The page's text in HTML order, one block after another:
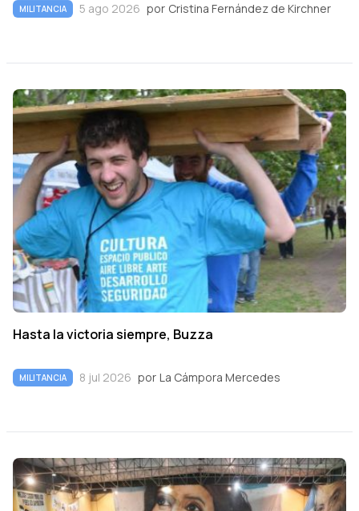
MILITANCIA 5 ago 2026 por Cristina Fernández de Kirchner
Hasta la victoria siempre, Buzza
MILITANCIA 8 jul 2026 por La Cámpora Mercedes